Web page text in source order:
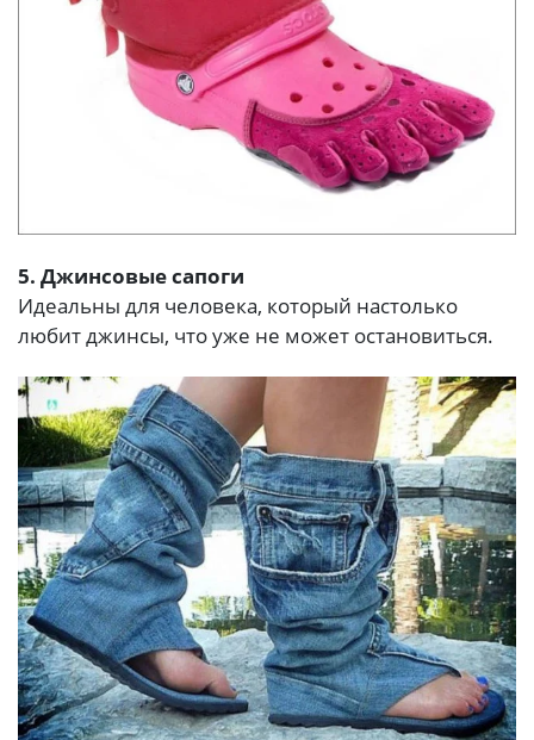
5. Джинсовые сапоги
Идеальны для человека, который настолько
любит джинсы, что уже не может остановиться.